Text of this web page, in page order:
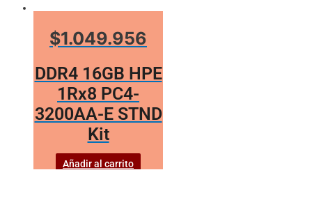
$1.049.956
DDR4 16GB HPE
1Rx8 PC4-
3200AA-E STND
Kit
Añadir al carrito